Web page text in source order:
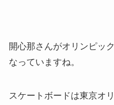
開心那さんがオリンピッ
なっていますね。
スケートボードは東京オ